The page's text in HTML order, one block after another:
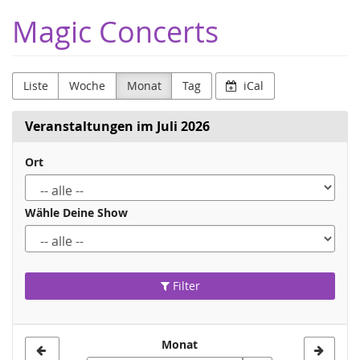
Haupt-
Inhalt
Magic Concerts
Liste Woche Monat Tag iCal
Veranstaltungen im Juli 2026
Ort
Wähle Deine Show
Filter
Monat